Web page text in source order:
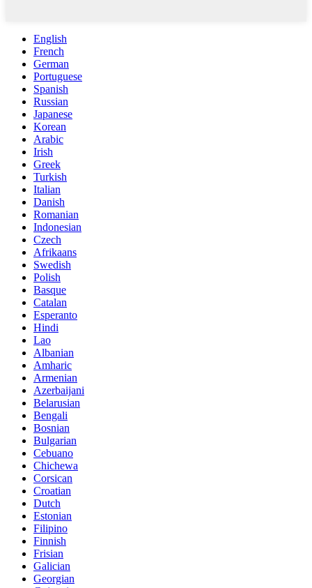
English
French
German
Portuguese
Spanish
Russian
Japanese
Korean
Arabic
Irish
Greek
Turkish
Italian
Danish
Romanian
Indonesian
Czech
Afrikaans
Swedish
Polish
Basque
Catalan
Esperanto
Hindi
Lao
Albanian
Amharic
Armenian
Azerbaijani
Belarusian
Bengali
Bosnian
Bulgarian
Cebuano
Chichewa
Corsican
Croatian
Dutch
Estonian
Filipino
Finnish
Frisian
Galician
Georgian